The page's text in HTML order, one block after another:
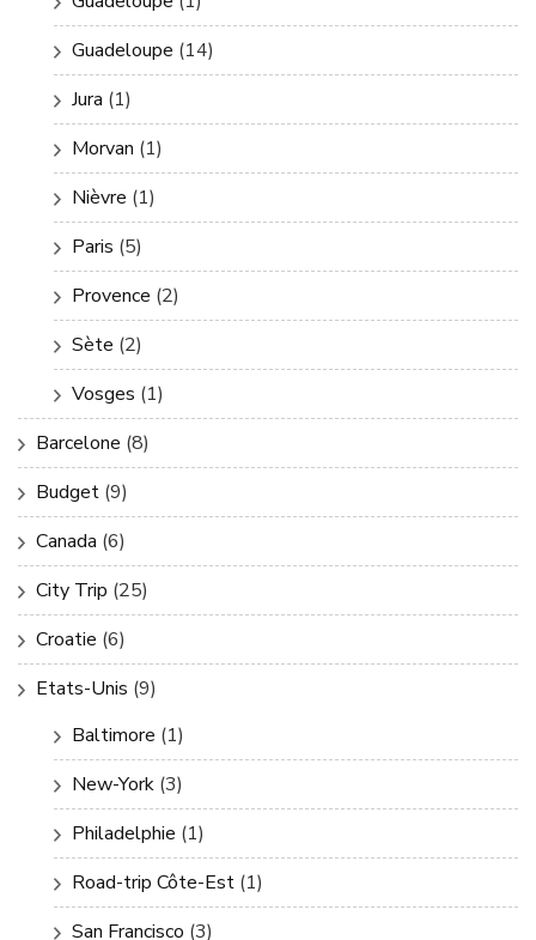
Guadeloupe (14)
Jura (1)
Morvan (1)
Nièvre (1)
Paris (5)
Provence (2)
Sète (2)
Vosges (1)
Barcelone (8)
Budget (9)
Canada (6)
City Trip (25)
Croatie (6)
Etats-Unis (9)
Baltimore (1)
New-York (3)
Philadelphie (1)
Road-trip Côte-Est (1)
San Francisco (3)